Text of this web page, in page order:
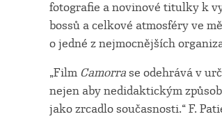
fotografie a novinové titulky k
bossů a celkové atmosféry ve
o jedné z nejmocnějších
„Film Camorra se odehrává v
nejen aby nedidaktickým
jako zrcadlo současnosti.“ F.